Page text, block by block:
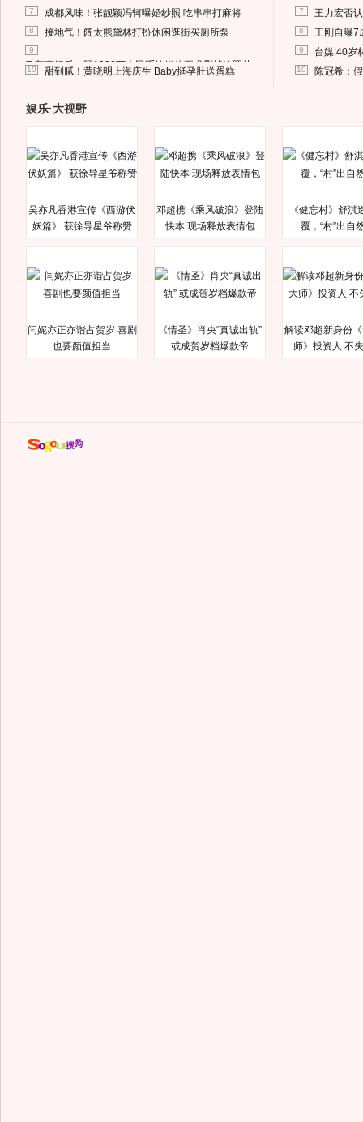
7 成都风味！张靓颖冯轲曝婚纱照 吃串串打麻将
8 接地气！阔太熊黛林打扮休闲逛街买厕所泵
9
马蓉离婚后，砸1000万人民币给媒体要求删掉这照片
10 甜到腻！黄晓明上海庆生 Baby挺孕肚送蛋糕
7 王力宏否
8 王刚自曝7
9 台媒:40岁
10 陈冠希：
娱乐·大视野
吴亦凡香港宣传《西游伏
妖篇》 获徐导星爷称赞
邓超携《乘风破浪》登陆
快本 现场释放表情包
《健忘村》舒淇
覆，“村”出自
闫妮亦正亦谐占贺岁 喜剧
也要颜值担当
《情圣》肖央“真诚出轨”
或成贺岁档爆款帝
解读邓超新身份
师》投资人 不